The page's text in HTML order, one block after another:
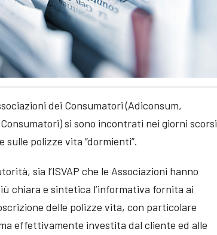
dei Consumatori (Adiconsum,
si sono incontrati nei giorni scorsi
polizze vita “dormienti”.
sia l’ISVAP che le Associazioni hanno
chiara e sintetica l’informativa fornita ai
delle polizze vita, con particolare
effettivamente investita dal cliente ed alle